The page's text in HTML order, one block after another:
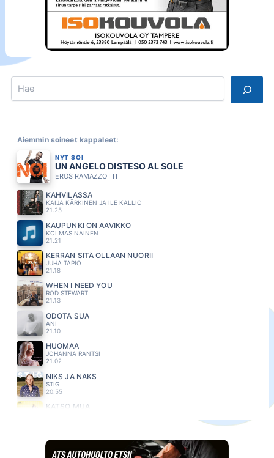
Search
Aiemmin soineet kappaleet:
NYT SOI
UN ANGELO DISTESO AL SOLE
EROS RAMAZZOTTI
KAHVILASSA
KAIJA KÄRKINEN JA ILE KALLIO
21.25
KAUPUNKI ON AAVIKKO
KOLMAS NAINEN
21.21
KERRAN SITÄ OLLAAN NUORII
JUHA TAPIO
21.18
WHEN I NEED YOU
ROD STEWART
21.13
ODOTA SUA
ANI
21.10
HUOMAA
JOHANNA RANTSI
21.02
NIKS JA NAKS
STIG
20.55
KATSO MUA
J KARJALAINEN
20.47